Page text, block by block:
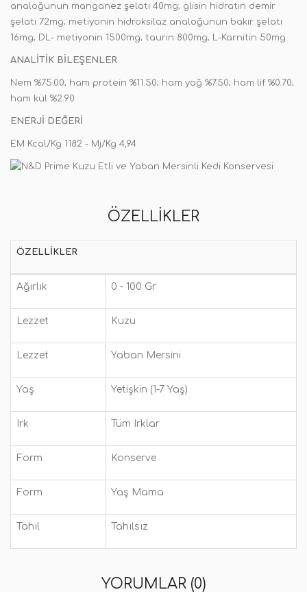
analoğunun manganez şelatı 40mg; glisin hidratın demir
şelatı 72mg; metiyonin hidroksilaz analoğunun bakır şelatı
16mg; DL- metiyonin 1500mg; taurin 800mg; L-Karnitin 50mg.
ANALİTİK BİLEŞENLER
Nem %75.00; ham protein %11.50; ham yağ %7.50; ham lif %0.70;
ham kül %2.90.
ENERJİ DEĞERİ
EM Kcal/Kg 1182 - Mj/Kg 4,94
ÖZELLIKLER
ÖZELLIKLER
Ağırlık 0 - 100 Gr
Lezzet Kuzu
Lezzet Yaban Mersini
Yaş Yetişkin (1-7 Yaş)
Irk Tüm Irklar
Form Konserve
Form Yaş Mama
Tahıl Tahılsız
YORUMLAR (0)